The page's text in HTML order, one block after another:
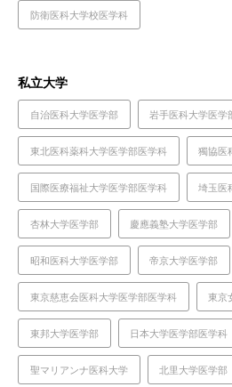
防衛医科大学校医学科
私立大学
自治医科大学医学部 岩手医科大学医学
東北医科薬科大学医学部医学科 獨協医
国際医療福祉大学医学部医学科 埼玉医
杏林大学医学部 慶應義塾大学医学部
昭和医科大学医学部 帝京大学医学部
東京慈恵会医科大学医学部医学科 東京
東邦大学医学部 日本大学医学部医学科
聖マリアンナ医科大学 北里大学医学部